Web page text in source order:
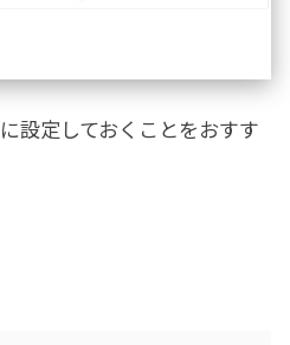
設定しておくことをおすす